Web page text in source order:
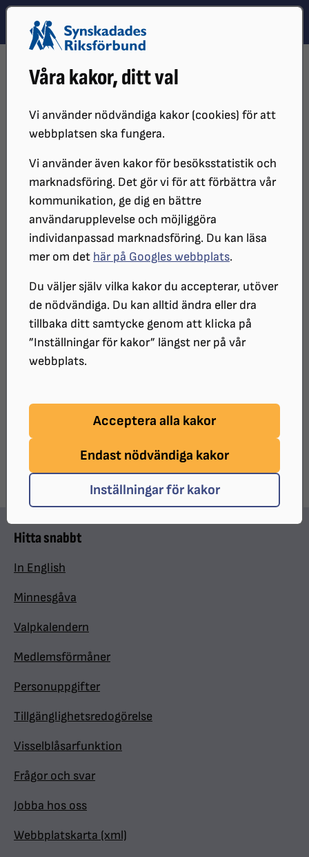
Våra kakor, ditt val
Vi använder nödvändiga kakor (cookies) för att
webbplatsen ska fungera.
Vi använder även kakor för besöksstatistik och
marknadsföring. Det gör vi för att förbättra vår
kommunikation, ge dig en bättre
användarupplevelse och möjliggöra
individanpassad marknadsföring. Du kan läsa
mer om det här på Googles webbplats.
Du väljer själv vilka kakor du accepterar, utöver
de nödvändiga. Du kan alltid ändra eller dra
tillbaka ditt samtycke genom att klicka på
”Inställningar för kakor” längst ner på vår
webbplats.
Acceptera alla kakor
Endast nödvändiga kakor
Inställningar för kakor
Hoppa till innehåll
Hoppa till hitta snabbt
DISTRIKT
SRF KRONOBERG
LOKALFÖRENINGAR
Kalendarie
Välkomna till våra aktiviteter.
Alla aktiviteter finns listade här.
Filtrera
Kategori
Alla
Det finns inga kalenderhändelser.
Hitta snabbt
In English
Minnesgåva
Valpkalendern
Medlemsförmåner
Personuppgifter
Tillgänglighetsredogörelse
Visselblåsarfunktion
Frågor och svar
Jobba hos oss
Webbplatskarta (xml)